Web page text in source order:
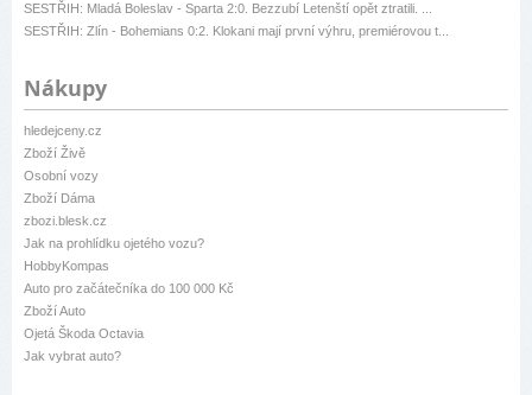
SESTŘIH: Mladá Boleslav - Sparta 2:0. Bezzubí Letenští opět ztratili. ...
SESTŘIH: Zlín - Bohemians 0:2. Klokani mají první výhru, premiérovou t...
Nákupy
hledejceny.cz
Zboží Živě
Osobní vozy
Zboží Dáma
zbozi.blesk.cz
Jak na prohlídku ojetého vozu?
HobbyKompas
Auto pro začátečníka do 100 000 Kč
Zboží Auto
Ojetá Škoda Octavia
Jak vybrat auto?